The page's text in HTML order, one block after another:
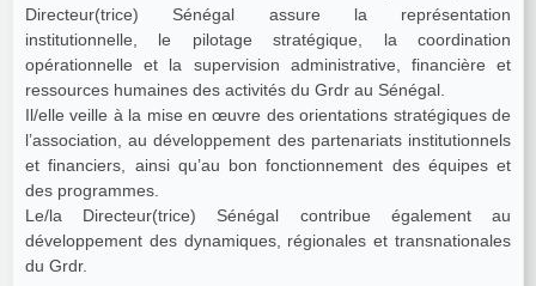
Directeur(trice) Sénégal assure la représentation
institutionnelle, le pilotage stratégique, la coordination
opérationnelle et la supervision administrative, financière et
ressources humaines des activités du Grdr au Sénégal.
Il/elle veille à la mise en œuvre des orientations stratégiques de
l’association, au développement des partenariats institutionnels
et financiers, ainsi qu’au bon fonctionnement des équipes et
des programmes.
Le/la Directeur(trice) Sénégal contribue également au
développement des dynamiques, régionales et transnationales
du Grdr.